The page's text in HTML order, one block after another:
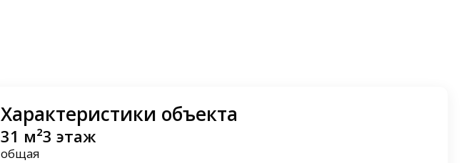
Характеристики объекта
31 м²
общая
3 этаж